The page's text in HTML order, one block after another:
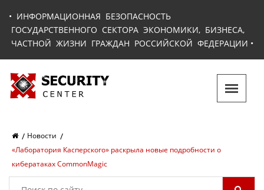
• ИНФОРМАЦИОННАЯ БЕЗОПАСНОСТЬ
ГОСУДАРСТВЕННОГО СЕКТОРА ЭКОНОМИКИ, БИЗНЕСА,
ЧАСТНОЙ ЖИЗНИ ГРАЖДАН РОССИЙСКОЙ ФЕДЕРАЦИИ •
Новости
«Лаборатория Касперского» раскрыла новые подробности о
кибератаках CommonMagic